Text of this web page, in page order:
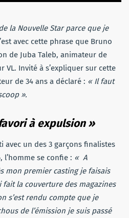
la Nouvelle Star parce que je
avec cette phrase que Bruno
de Juba Taleb, animateur de
VL. Invité à s’expliquer sur cette
de 34 ans a déclaré : « Il faut
».
à expulsion »
avec un des 3 garçons finalistes
l’homme se confie : « A
mon premier casting je faisais
fait la couverture des magazines
s’est rendu compte que je
de l’émission je suis passé